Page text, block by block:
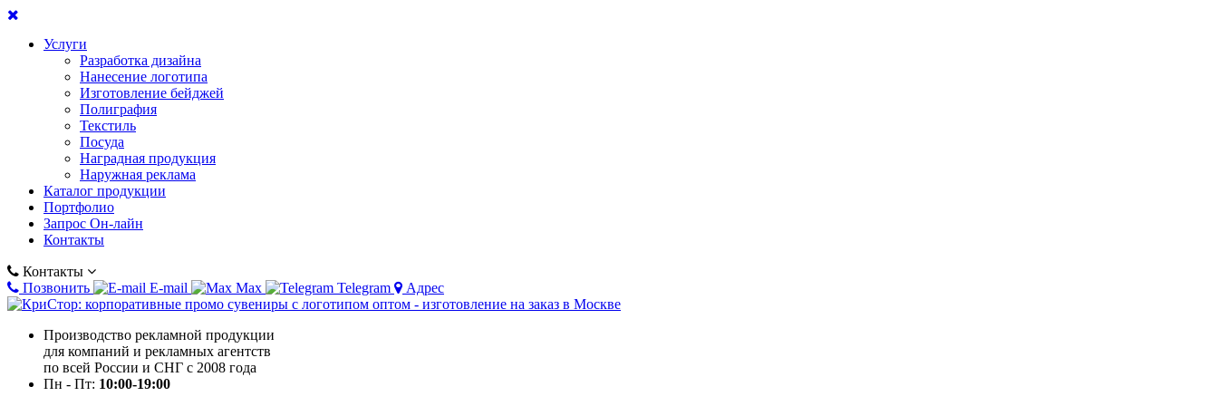
Услуги
Разработка дизайна
Нанесение логотипа
Изготовление бейджей
Полиграфия
Текстиль
Посуда
Наградная продукция
Наружная реклама
Каталог продукции
Портфолио
Запрос Он-лайн
Контакты
Контакты
Позвонить
E-mail Max Telegram Адрес
Производство рекламной продукции
для компаний и рекламных агентств
по всей России и СНГ с 2008 года
Пн - Пт: 10:00-19:00